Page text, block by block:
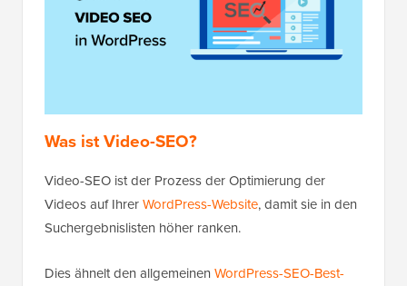
Was ist Video-SEO?
Video-SEO ist der Prozess der Optimierung der
Videos auf IhrerWordPress-Website, damit sie in den
Suchergebnislisten höher ranken.
Dies ähnelt den allgemeinen WordPress-SEO-Best-